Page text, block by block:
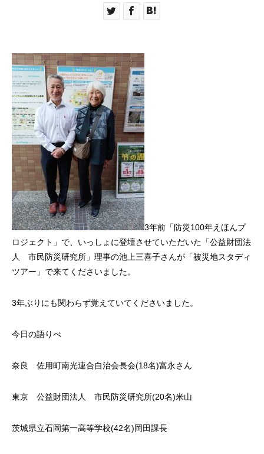
3年前「防災100年えほんプ
ロジェクト」で、いっしょに登壇させていただいた「公益財団法
人 市民防災研究所」理事の池上三喜子さんが「被災地スタディ
ツアー」で来てくださいました。
3年ぶりにも関わらず覚えていてくださいました。
今日の語りべ
奈良 佐用町南光連合自治会長会(18名)富永さん
東京 公益財団法人 市民防災研究所(20名)米山
茨城県立石岡第一高等学校(42名)岡田課長